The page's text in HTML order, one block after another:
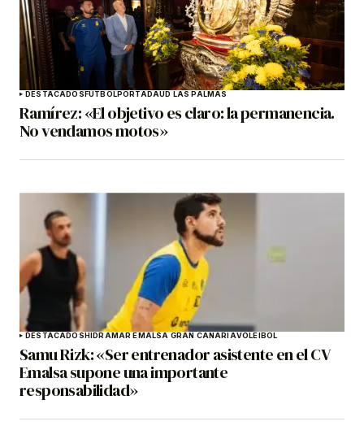
DESTACADOSFÚTBOLPORTADAUD LAS PALMAS
Ramírez: «El objetivo es claro: la permanencia.
No vendamos motos»
DESTACADOSHIDRAMAR EMALSA GRAN CANARIAVOLEIBOL
Samu Rizk: «Ser entrenador asistente en el CV
Emalsa supone una importante
responsabilidad»